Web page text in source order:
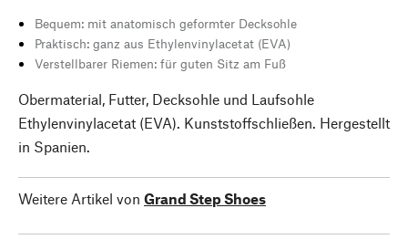
Bequem: mit anatomisch geformter Decksohle
Praktisch: ganz aus Ethylenvinylacetat (EVA)
Verstellbarer Riemen: für guten Sitz am Fuß
Obermaterial, Futter, Decksohle und Laufsohle
Ethylenvinylacetat (EVA). Kunststoffschließen. Hergestellt
in Spanien.
Weitere Artikel von Grand Step Shoes